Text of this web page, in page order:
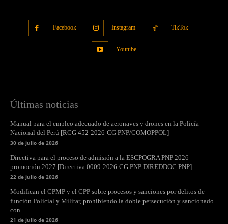
Facebook Instagram TikTok
Youtube
Últimas noticias
Manual para el empleo adecuado de aeronaves y drones en la Policía
Nacional del Perú [RCG 452-2026-CG PNP/COMOPPOL]
30 de julio de 2026
Directiva para el proceso de admisión a la ESCPOGRA PNP 2026 –
promoción 2027 [Directiva 0009-2026-CG PNP DIREDDOC PNP]
22 de julio de 2026
Modifican el CPMP y el CPP sobre procesos y sanciones por delitos de
función Policial y Militar, prohibiendo la doble persecución y sancionado
con...
21 de julio de 2026